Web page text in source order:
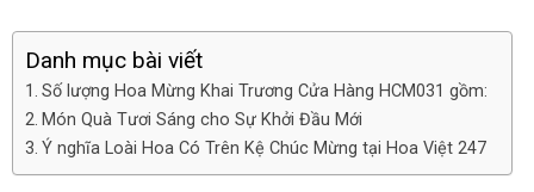
Danh mục bài viết
Số lượng Hoa Mừng Khai Trương Cửa Hàng HCM031 gồm:
Món Quà Tươi Sáng cho Sự Khởi Đầu Mới
Ý nghĩa Loài Hoa Có Trên Kệ Chúc Mừng tại Hoa Việt 247